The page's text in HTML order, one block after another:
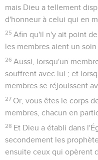
mais Dieu a tellement
d'honneur à celui qui en
25 Afin qu'il n'y ait point
les membres aient un
26 Aussi, lorsqu'un
souffrent avec lui ; et
membres se réjouissent
27 Or, vous êtes le corps
membres, chacun en
28 Et Dieu a établi dans
secondement les
ensuite ceux qui opèrent